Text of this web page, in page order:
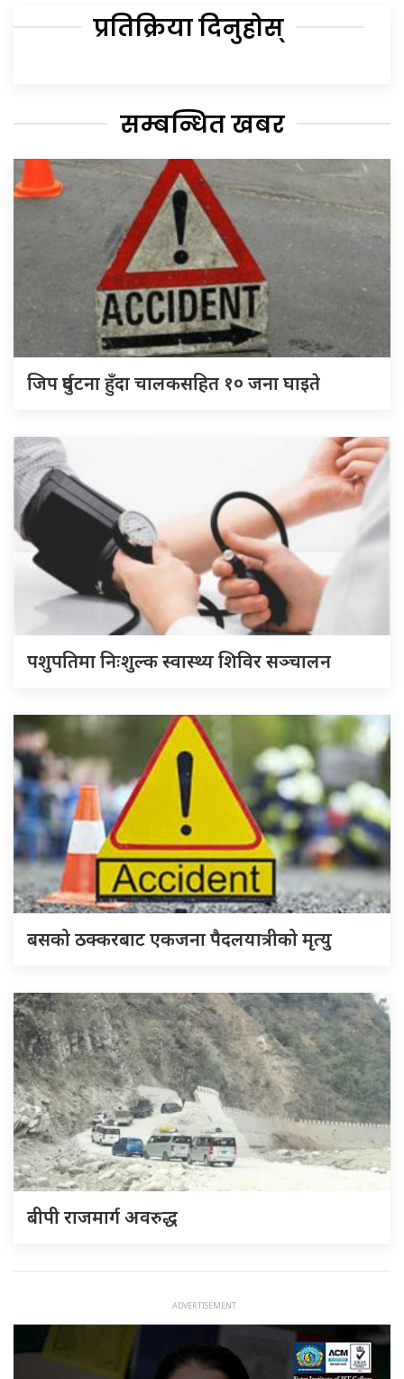
प्रतिक्रिया दिनुहोस्
सम्बन्धित खबर
जिप दुर्घटना हुँदा चालकसहित १० जना घाइते
पशुपतिमा निःशुल्क स्वास्थ्य शिविर सञ्चालन
बसको ठक्करबाट एकजना पैदलयात्रीको मृत्यु
बीपी राजमार्ग अवरुद्ध